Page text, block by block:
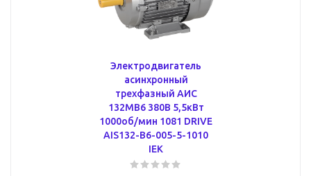
Электродвигатель
асинхронный
трехфазный АИС
132MB6 380В 5,5кВт
1000об/мин 1081 DRIVE
AIS132-B6-005-5-1010
IEK